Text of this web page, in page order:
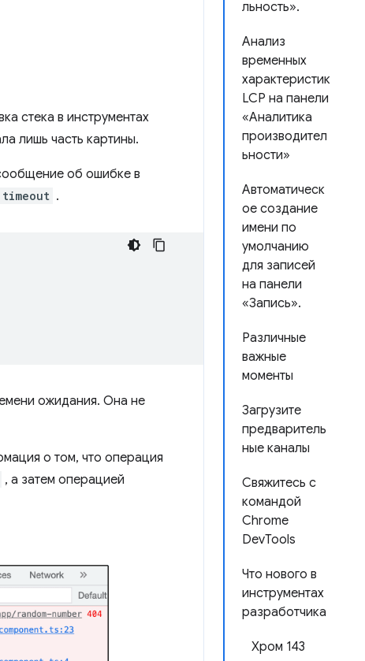
льность».
Анализ
временных
характеристик
LCP на панели
«Аналитика
производител
ьности»
Автоматическ
ое создание
имени по
умолчанию
для записей
на панели
«Запись».
Различные
важные
моменты
Загрузите
предваритель
ные каналы
Свяжитесь с
командой
Chrome
DevTools
Что нового в
инструментах
разработчика
Хром 143
стека в инструментах
лишь часть картины.
об ошибке в
timeout .
ожидания. Она не
о том, что операция
, а затем операцией